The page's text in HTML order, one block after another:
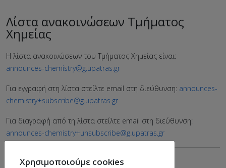
Λίστα ανακοινώσεων Τμήματος
Χημείας
Η λίστα ανακοινώσεων του Τμήματος Χημείας είναι:
announces-chemistry@g.upatras.gr
Για εγγραφή στη λίστα στείλτε email στη διεύθυνση: announces-
chemistry+subscribe@g.upatras.gr
Για διαγραφή από τη λίστα στείλτε email στη διεύθυνση:
announces-chemistry+unsubscribe@g.upatras.gr
Περισσότερες πληροφορίεςεδώ.
Χρησιμοποιούμε cookies